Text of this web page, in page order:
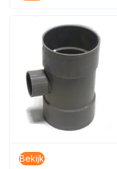
Bekijk